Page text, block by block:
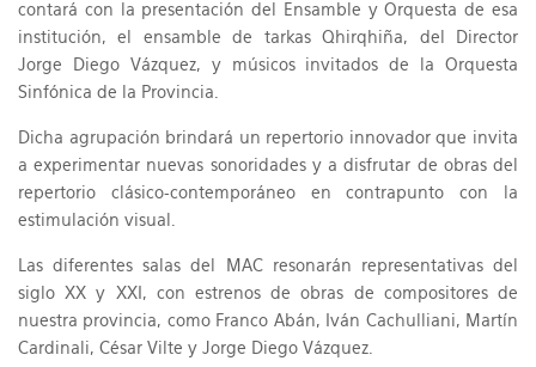
contará con la presentación del Ensamble y Orquesta de esa
institución, el ensamble de tarkas Qhirqhiña, del Director
Jorge Diego Vázquez, y músicos invitados de la Orquesta
Sinfónica de la Provincia.
Dicha agrupación brindará un repertorio innovador que invita
a experimentar nuevas sonoridades y a disfrutar de obras del
repertorio clásico-contemporáneo en contrapunto con la
estimulación visual.
Las diferentes salas del MAC resonarán representativas del
siglo XX y XXI, con estrenos de obras de compositores de
nuestra provincia, como Franco Abán, Iván Cachulliani, Martín
Cardinali, César Vilte y Jorge Diego Vázquez.